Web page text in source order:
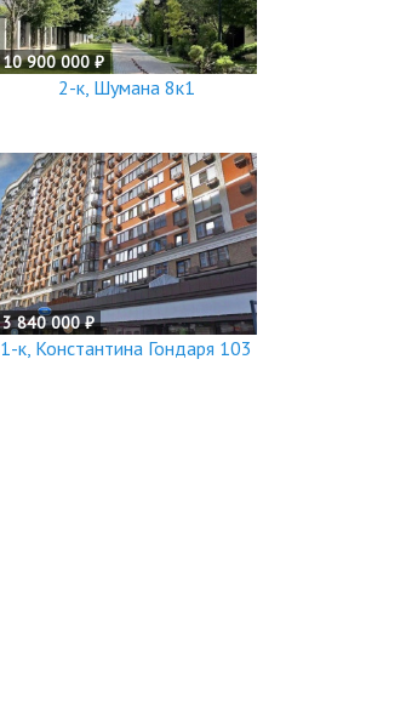
10 900 000 ₽
2-к, Шумана 8к1
3 840 000 ₽
1-к, Константина Гондаря 103